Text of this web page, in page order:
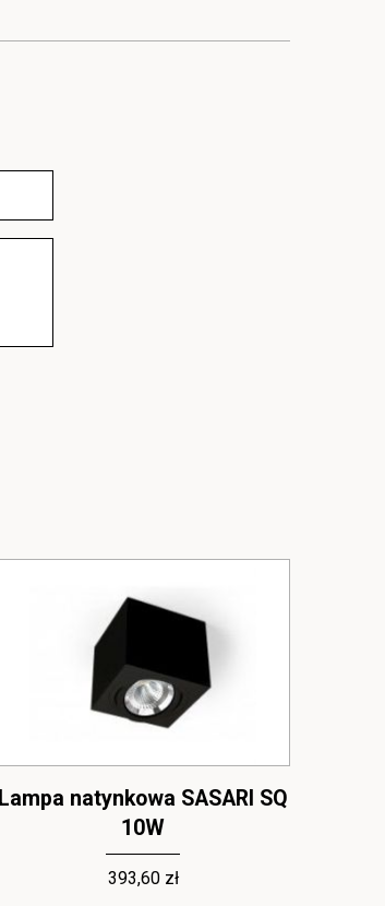
Lampa natynkowa SASARI SQ
10W
393,60 zł